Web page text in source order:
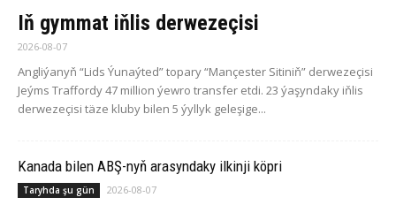
Iň gymmat iňlis derwezeçisi
2026-08-07
Angliýanyň “Lids Ýunaýted” topary “Mançester Sitiniň” derwezeçisi
Jeýms Traffordy 47 million ýewro transfer etdi. 23 ýaşyndaky iňlis
derwezeçisi täze kluby bilen 5 ýyllyk geleşige...
Ka­na­da bilen ABŞ-nyň arasyndaky ilkinji köp­ri
Taryhda şu gün 2026-08-07